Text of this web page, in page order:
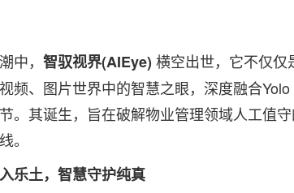
中， 智驭视界(AIEye) 横空出世，它不仅仅
频、图片世界中的智慧之眼，深度融合
。其诞生，旨在破解物业管理领域人工值
。
乐土，智慧守护纯真